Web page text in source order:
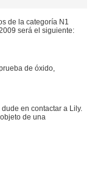
de la categoría N1
será el siguiente:
de óxido,
en contactar a Lily.
de una